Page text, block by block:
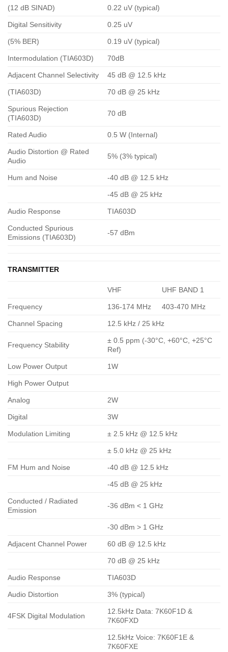
(12 dB SINAD) 0.22 uV (typical)
Digital Sensitivity 0.25 uV
(5% BER) 0.19 uV (typical)
Intermodulation (TIA603D) 70dB
Adjacent Channel Selectivity 45 dB @ 12.5 kHz
(TIA603D) 70 dB @ 25 kHz
Spurious Rejection
(TIA603D)
70 dB
Rated Audio 0.5 W (Internal)
Audio Distortion @ Rated
Audio
5% (3% typical)
Hum and Noise -40 dB @ 12.5 kHz
-45 dB @ 25 kHz
Audio Response TIA603D
Conducted Spurious
Emissions (TIA603D)
-57 dBm
TRANSMITTER
VHF UHF BAND 1
Frequency 136-174 MHz 403-470 MHz
Channel Spacing 12.5 kHz / 25 kHz
Frequency Stability
± 0.5 ppm (-30°C, +60°C, +25°C
Ref)
Low Power Output 1W
High Power Output
Analog 2W
Digital 3W
Modulation Limiting ± 2.5 kHz @ 12.5 kHz
± 5.0 kHz @ 25 kHz
FM Hum and Noise -40 dB @ 12.5 kHz
-45 dB @ 25 kHz
Conducted / Radiated
Emission
-36 dBm < 1 GHz
-30 dBm > 1 GHz
Adjacent Channel Power 60 dB @ 12.5 kHz
70 dB @ 25 kHz
Audio Response TIA603D
Audio Distortion 3% (typical)
4FSK Digital Modulation
12.5kHz Data: 7K60F1D &
7K60FXD
12.5kHz Voice: 7K60F1E &
7K60FXE